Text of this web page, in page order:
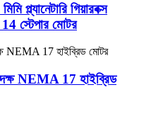
প্ল্যানেটারি গিয়ারবক্স
স্টেপার মোটর
দক্ষ NEMA 17 হাইব্রিড